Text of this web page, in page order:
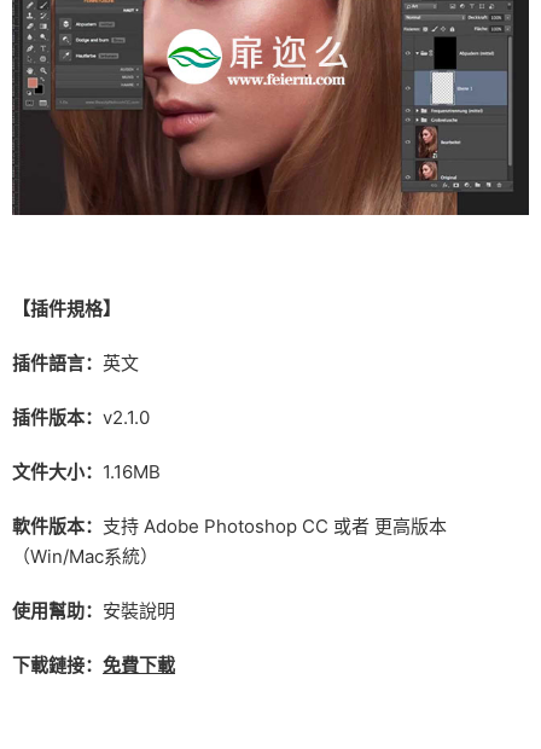
【插件規格】
插件語言： 英文
插件版本： v2.1.0
文件大小： 1.16MB
軟件版本： 支持 Adobe Photoshop CC 或者 更高版本
（Win/Mac系統）
使用幫助： 安裝說明
下載鏈接： 免費下載